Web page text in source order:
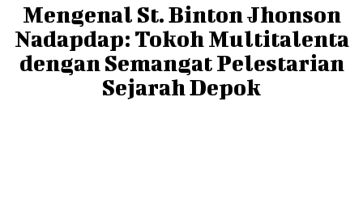
Mengenal St. Binton Jhonson
Nadapdap: Tokoh Multitalenta
dengan Semangat Pelestarian
Sejarah Depok